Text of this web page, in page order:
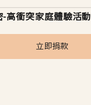
-高衝突家庭體驗活動
立即捐款